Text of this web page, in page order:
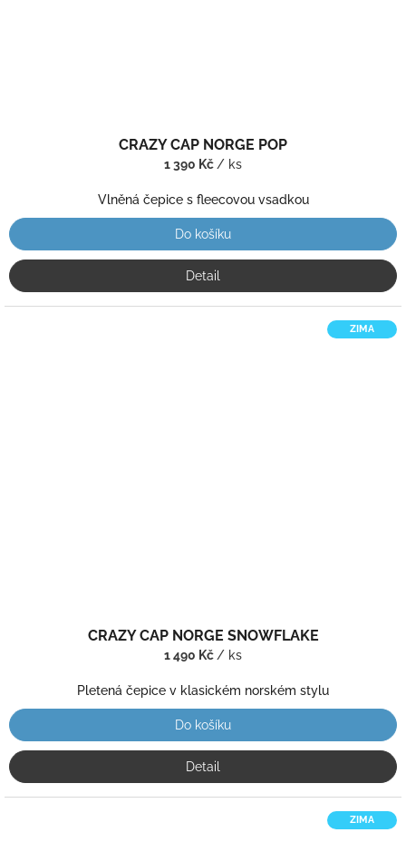
CRAZY CAP NORGE POP
1 390 Kč / ks
Vlněná čepice s fleecovou vsadkou
Do košíku
Detail
ZIMA
CRAZY CAP NORGE SNOWFLAKE
1 490 Kč / ks
Pletená čepice v klasickém norském stylu
Do košíku
Detail
ZIMA